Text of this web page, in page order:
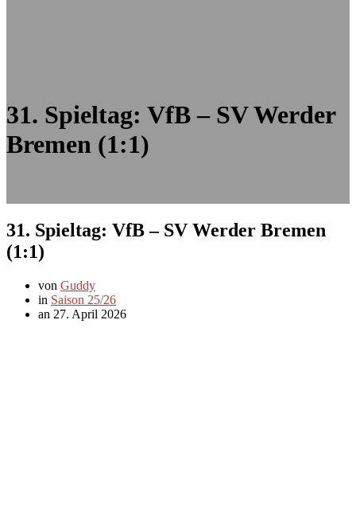
31. Spieltag: VfB – SV Werder
Bremen (1:1)
31. Spieltag: VfB – SV Werder Bremen
(1:1)
von Guddy
in Saison 25/26
an 27. April 2026